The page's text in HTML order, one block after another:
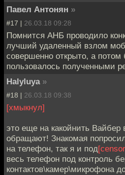
Павел Антонян »
#17 | 26.03.18 09:28
Помнится АНБ проводило
лучший удаленный взлом
совершенно открыто, а потом
пользовалось полученными
Halyluya »
#18 | 26.03.18 09:38
[хмыкнул]
это еще на какойнить Вайбер
обращают! Знакомая
на телефон, так я и под
весь телефон под контроль
контактов\камер\микрофона